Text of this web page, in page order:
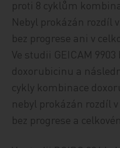
proti 8 cyklům
Nebyl prokázán rozdíl
bez progrese ani v
Ve studii GEICAM
doxorubicinu a
cykly kombinace
nebyl prokázán rozdíl
bez progrese a